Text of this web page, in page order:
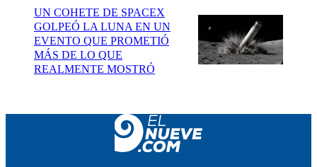
UN COHETE DE SPACEX
GOLPEÓ LA LUNA EN UN
EVENTO QUE PROMETIÓ
MÁS DE LO QUE
REALMENTE MOSTRÓ